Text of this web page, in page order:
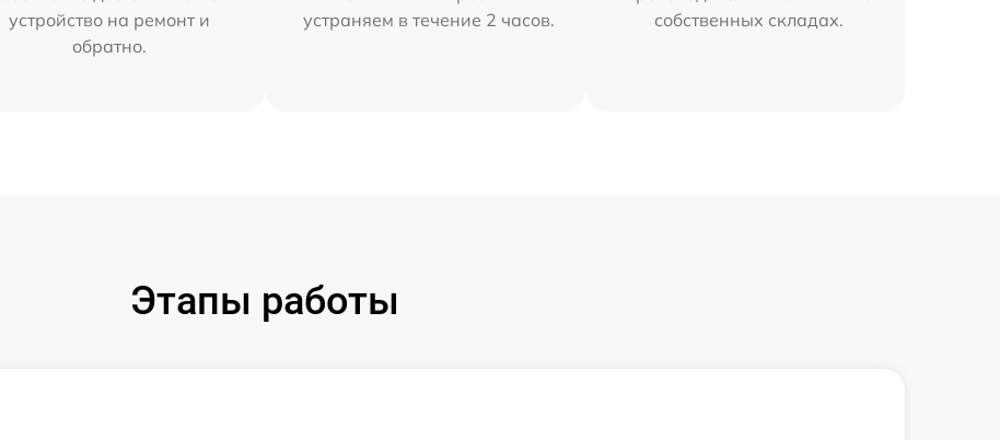
устройство на ремонт и
обратно.
устраняем в течение 2 часов.
собственных складах.
Этапы работы